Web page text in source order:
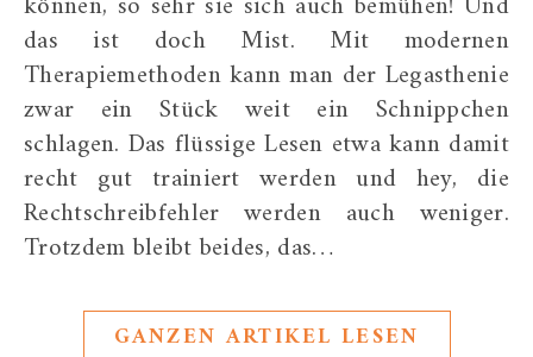
das ist doch Mist. Mit modernen
Therapiemethoden kann man der Legasthenie
zwar ein Stück weit ein Schnippchen
schlagen. Das flüssige Lesen etwa kann damit
recht gut trainiert werden und hey, die
Rechtschreibfehler werden auch weniger.
Trotzdem bleibt beides, das…
GANZEN ARTIKEL LESEN